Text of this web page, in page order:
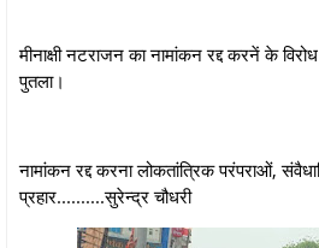
मीनाक्षी नटराजन का नामांकन रद्द करनें के
पुतला।
नामांकन रद्द करना लोकतांत्रिक परंपराओं,
प्रहार..........सुरेन्द्र चौधरी